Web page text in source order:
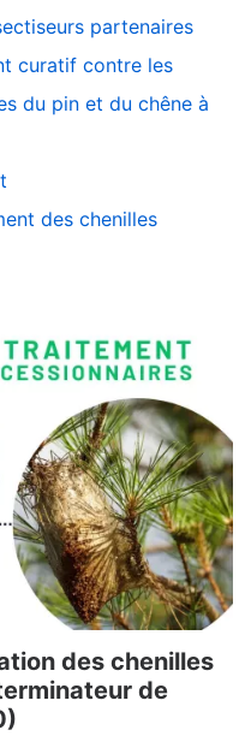
partenaires
curatif contre les
du pin et du chêne à
des chenilles
des chenilles
de